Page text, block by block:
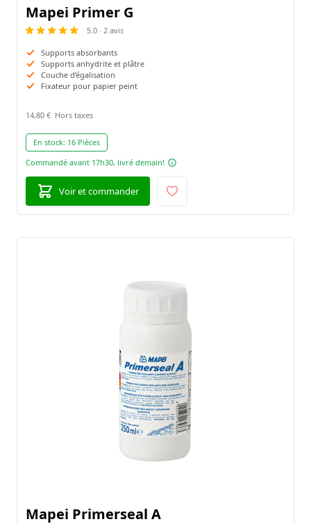
Mapei Primer G
5.0 · 2 avis
Supports absorbants
Supports anhydrite et plâtre
Couche d’égalisation
Fixateur pour papier peint
14,80 €
En stock: 16 Pièces
Commandé avant 17h30, livré demain!
Voir et commander
Mapei Primerseal A